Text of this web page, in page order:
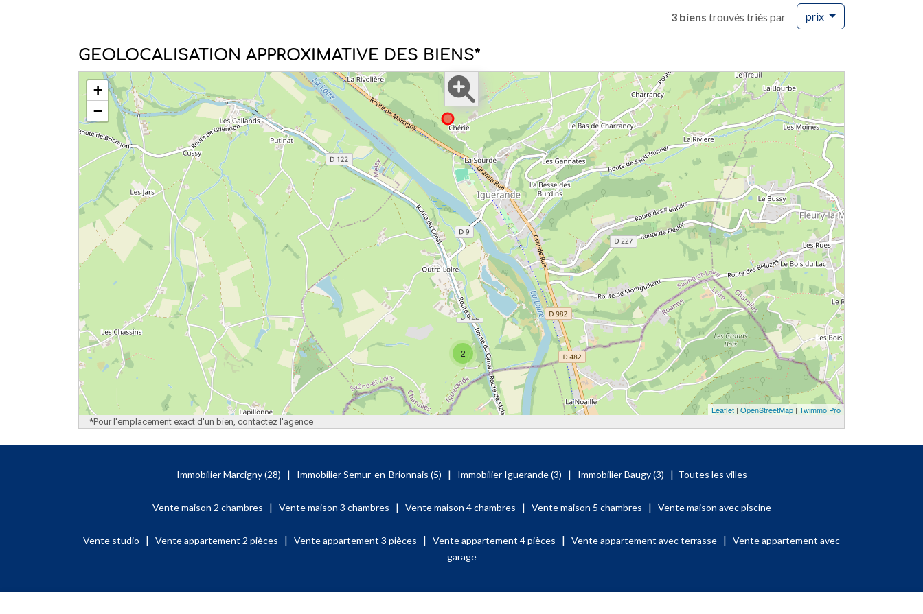
3 biens trouvés triés par prix
GEOLOCALISATION APPROXIMATIVE DES BIENS*
2
+
−
Leaflet | OpenStreetMap | Twimmo Pro
*Pour l'emplacement exact d'un bien, contactez l'agence
Immobilier Marcigny (28) | Immobilier Semur-en-Brionnais (5) | Immobilier Iguerande (3) | Immobilier Baugy (3) | Toutes les villes
Vente maison 2 chambres | Vente maison 3 chambres | Vente maison 4 chambres | Vente maison 5 chambres | Vente maison avec piscine
Vente studio | Vente appartement 2 pièces | Vente appartement 3 pièces | Vente appartement 4 pièces | Vente appartement avec terrasse | Vente appartement avec
garage